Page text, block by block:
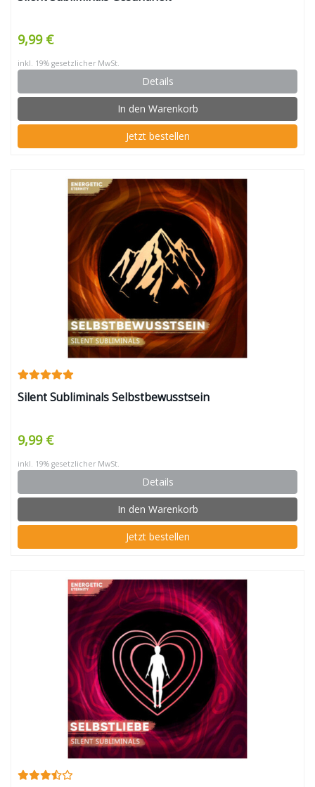
9,99 €
inkl. 19% gesetzlicher MwSt.
Details
In den Warenkorb
Jetzt bestellen
Silent Subliminals Selbstbewusstsein
9,99 €
inkl. 19% gesetzlicher MwSt.
Details
In den Warenkorb
Jetzt bestellen